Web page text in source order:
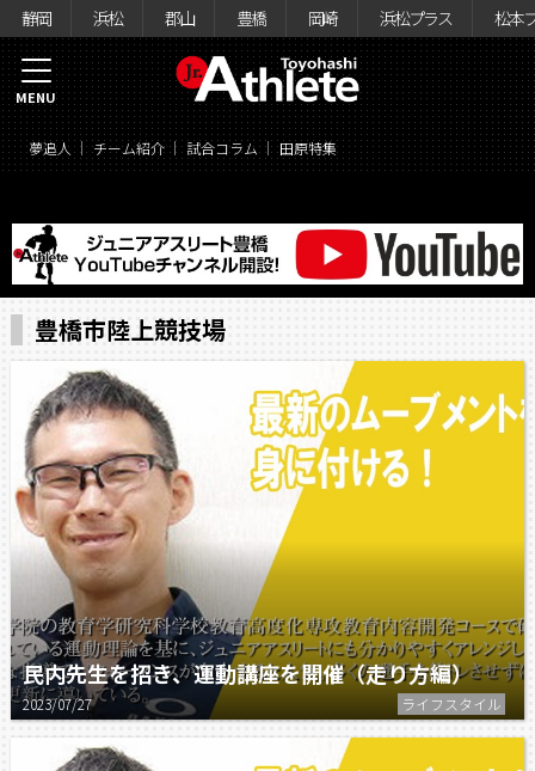
静岡 浜松 郡山 豊橋 岡崎 浜松プラス 松本
夢追人 チーム紹介 試合コラム 田原特集
MENU
豊橋市陸上競技場
民内先生を招き、運動講座を開催（走り方編）
2023/07/27 ライフスタイル